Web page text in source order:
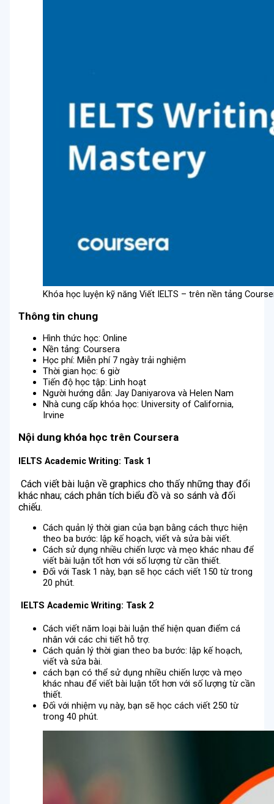
Khóa học luyện kỹ năng Viết IELTS – trên nền tảng
Thông tin chung
Hình thức học: Online
Nền tảng: Coursera
Học phí: Miễn phí 7 ngày trải nghiệm
Thời gian học: 6 giờ
Tiến độ học tập: Linh hoạt
Người hướng dẫn: Jay Daniyarova và Helen Nam
Nhà cung cấp khóa học: University of California,
Irvine
Nội dung khóa học trên Coursera
IELTS Academic Writing: Task 1
Cách viết bài luận về graphics cho thấy những thay đổi
khác nhau; cách phân tích biểu đồ và so sánh và đối
chiếu.
Cách quản lý thời gian của bạn bằng cách thực hiện
theo ba bước: lập kế hoạch, viết và sửa bài viết.
Cách sử dụng nhiều chiến lược và mẹo khác nhau để
viết bài luận tốt hơn với số lượng từ cần thiết.
Đối với Task 1 này, bạn sẽ học cách viết 150 từ trong
20 phút.
IELTS Academic Writing: Task 2
Cách viết năm loại bài luận thể hiện quan điểm cá
nhân với các chi tiết hỗ trợ.
Cách quản lý thời gian theo ba bước: lập kế hoạch,
viết và sửa bài.
cách bạn có thể sử dụng nhiều chiến lược và mẹo
khác nhau để viết bài luận tốt hơn với số lượng từ cần
thiết.
Đối với nhiệm vụ này, bạn sẽ học cách viết 250 từ
trong 40 phút.